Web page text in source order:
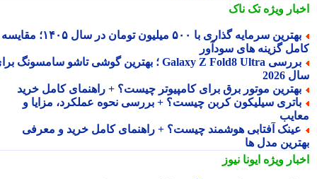
ویژهتک ناک
بهترین سرمایه گذاری با ۵۰۰ میلیون تومان در سال ۱۴۰۵؛ مقایسه
گزینه های سودآور
بررسی Galaxy Z Fold8 Ultra ؛ بهترین گوشی تاشو سامسونگ برای
2026
موتور برق برای کامپیوتر چیست؟ + راهنمای کامل خرید
سیلیکون کربن چیست؟ + بررسی نحوه عملکرد، مزایا و
آفتابی هوشمند چیست؟ + راهنمای کامل خرید و معرفی
مدل ها
ویژهایونا نیوز